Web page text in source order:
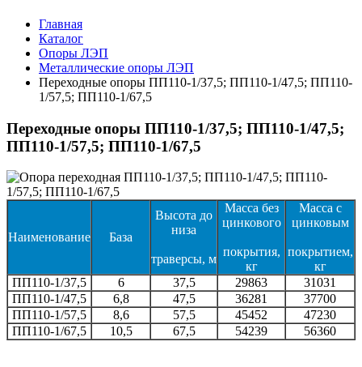
Главная
Каталог
Опоры ЛЭП
Металлические опоры ЛЭП
Переходные опоры ПП110-1/37,5; ПП110-1/47,5; ПП110-
1/57,5; ПП110-1/67,5
Переходные опоры ПП110-1/37,5; ПП110-1/47,5;
ПП110-1/57,5; ПП110-1/67,5
Наименование База
Высота до
низа
траверсы, м
Масса без
цинкового
покрытия,
кг
Масса с
цинковым
покрытием,
кг
ПП110-1/37,5
6 37,5 29863
31031
ПП110-1/47,5
6,8 47,5 36281
37700
ПП110-1/57,5
8,6 57,5 45452
47230
ПП110-1/67,5
10,5 67,5 54239 56360